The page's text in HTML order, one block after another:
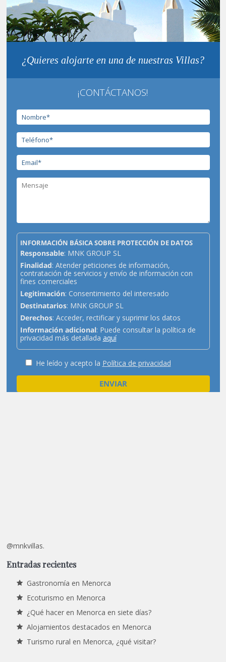
¿Quieres alojarte en una de nuestras Villas?
¡CONTÁCTANOS!
INFORMACIÓN BÁSICA SOBRE PROTECCIÓN DE DATOS
Responsable: MNK GROUP SL
Finalidad: Atender peticiones de información,
contratación de servicios y envío de información con
fines comerciales
Legitimación: Consentimiento del interesado
Destinatarios: MNK GROUP SL
Derechos: Acceder, rectificar y suprimir los datos
Información adicional: Puede consultar la política de
privacidad más detallada aquí
He leído y acepto la Política de privacidad
@mnkvillas.
Entradas recientes
Gastronomía en Menorca
Ecoturismo en Menorca
¿Qué hacer en Menorca en siete días?
Alojamientos destacados en Menorca
Turismo rural en Menorca, ¿qué visitar?